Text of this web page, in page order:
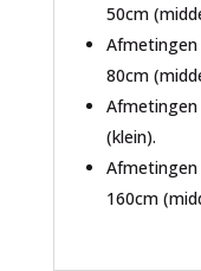
50cm
Afmetingen
80cm
Afmetingen
(klein).
Afmetingen
160cm